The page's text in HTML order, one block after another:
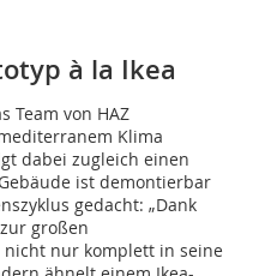
à la Ikea
Team von HAZ
Klima
dabei zugleich einen
ist demontierbar
gedacht: „Dank
großen
nicht nur komplett in seine